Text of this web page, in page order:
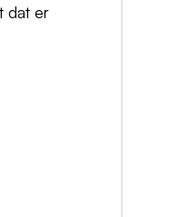
dat er